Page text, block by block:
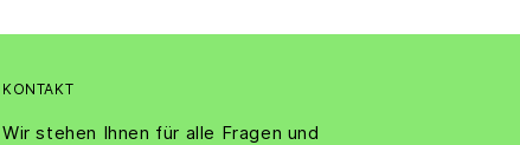
KONTAKT
Wir stehen Ihnen für alle Fragen und